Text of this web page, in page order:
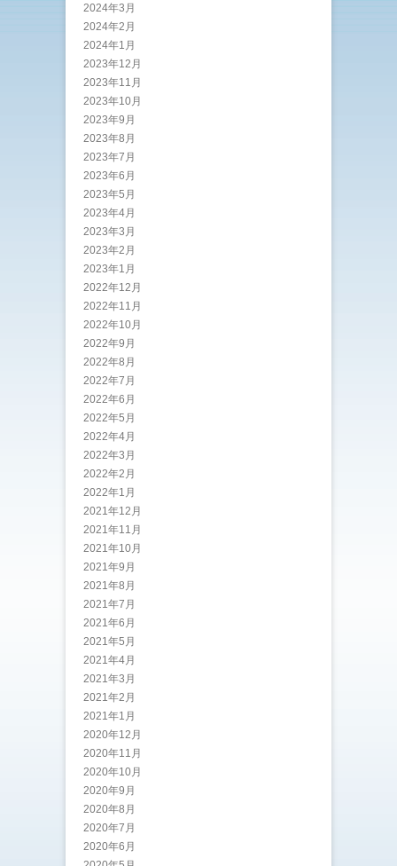
2024年3月
2024年2月
2024年1月
2023年12月
2023年11月
2023年10月
2023年9月
2023年8月
2023年7月
2023年6月
2023年5月
2023年4月
2023年3月
2023年2月
2023年1月
2022年12月
2022年11月
2022年10月
2022年9月
2022年8月
2022年7月
2022年6月
2022年5月
2022年4月
2022年3月
2022年2月
2022年1月
2021年12月
2021年11月
2021年10月
2021年9月
2021年8月
2021年7月
2021年6月
2021年5月
2021年4月
2021年3月
2021年2月
2021年1月
2020年12月
2020年11月
2020年10月
2020年9月
2020年8月
2020年7月
2020年6月